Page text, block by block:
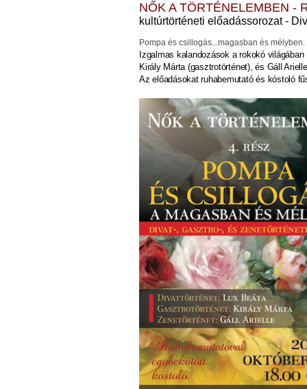
NŐK A TÖRTÉNELEMBEN -
kultúrtörténeti előadássorozat -
Pompa és csillogás...magasban és mélyben.
Izgalmas kalandozások a rokokó
Király Márta (gasztrotörténet), és Gáll
Az előadásokat ruhabemutató és kóstoló